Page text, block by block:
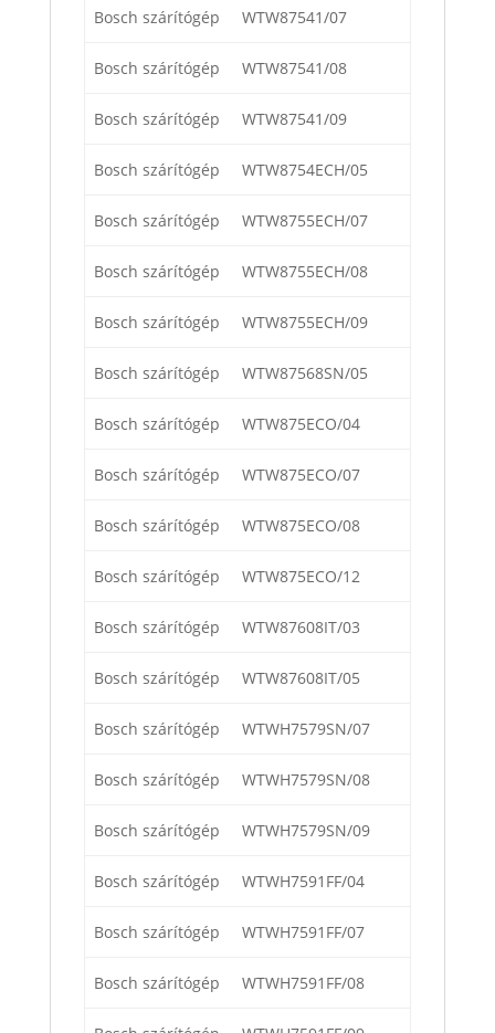
Bosch szárítógép WTW87541/07
Bosch szárítógép WTW87541/08
Bosch szárítógép WTW87541/09
Bosch szárítógép WTW8754ECH/05
Bosch szárítógép WTW8755ECH/07
Bosch szárítógép WTW8755ECH/08
Bosch szárítógép WTW8755ECH/09
Bosch szárítógép WTW87568SN/05
Bosch szárítógép WTW875ECO/04
Bosch szárítógép WTW875ECO/07
Bosch szárítógép WTW875ECO/08
Bosch szárítógép WTW875ECO/12
Bosch szárítógép WTW87608IT/03
Bosch szárítógép WTW87608IT/05
Bosch szárítógép WTWH7579SN/07
Bosch szárítógép WTWH7579SN/08
Bosch szárítógép WTWH7579SN/09
Bosch szárítógép WTWH7591FF/04
Bosch szárítógép WTWH7591FF/07
Bosch szárítógép WTWH7591FF/08